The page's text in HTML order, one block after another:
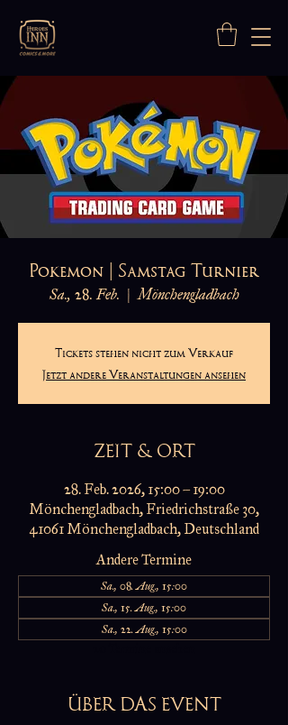
Pokemon | Samstag Turnier
Sa., 28. Feb.
  |
Mönchengladbach
Tickets stehen nicht zum Verkauf
Jetzt andere Veranstaltungen ansehen
ZEIT & ORT
28. Feb. 2026, 15:00 – 19:00
Mönchengladbach, Friedrichstraße 30,
41061 Mönchengladbach, Deutschland
Andere Termine
Sa., 08. Aug., 15:00
Sa., 15. Aug., 15:00
Sa., 22. Aug., 15:00
ÜBER DAS EVENT